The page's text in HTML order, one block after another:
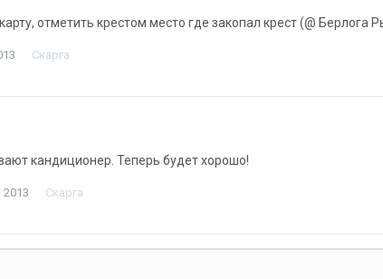
отметить крестом место где закопал крест (@ Берлога
Скарга
кандиционер. Теперь будет хорошо!
2013 Скарга